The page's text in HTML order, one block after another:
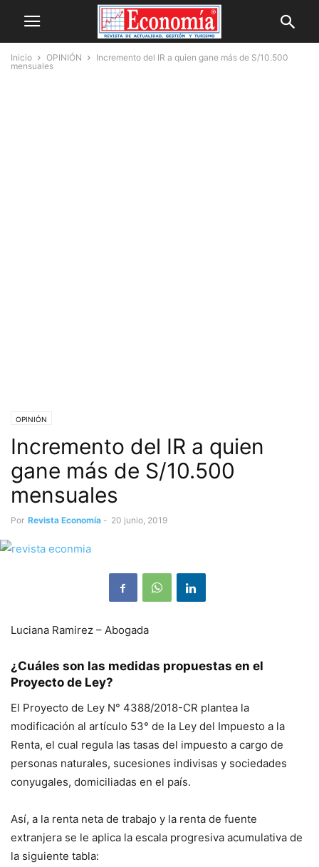
Inicio OPINIÓN
Incremento del IR a quien gane más de S/10.500
mensuales
OPINIÓN
Incremento del IR a quien
gane más de S/10.500
mensuales
Por Revista Economía - 20 junio, 2019
Luciana Ramirez – Abogada
¿Cuáles son las medidas propuestas en el
Proyecto de Ley?
El Proyecto de Ley N° 4388/2018-CR plantea la
modificación al artículo 53° de la Ley del Impuesto a la
Renta, el cual regula las tasas del impuesto a cargo de
personas naturales, sucesiones indivisas y sociedades
conyugales, domiciliadas en el país.
Así, a la renta neta de trabajo y la renta de fuente
extranjera se le aplica la escala progresiva acumulativa de
la siguiente tabla: